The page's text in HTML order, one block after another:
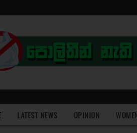
(current)LATEST NEWS OPINION